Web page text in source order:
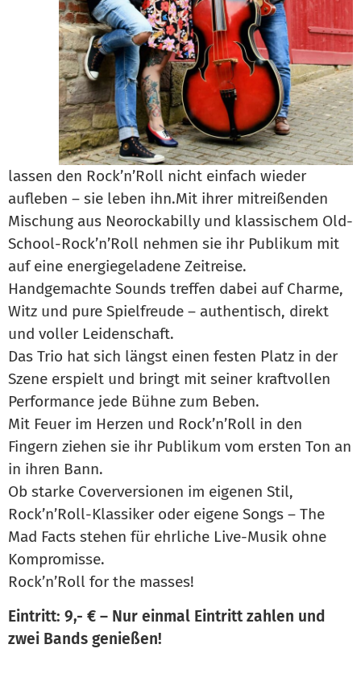
lassen den Rock’n’Roll nicht einfach wieder
aufleben – sie leben ihn.Mit ihrer mitreißenden
Mischung aus Neorockabilly und klassischem Old-
School-Rock’n’Roll nehmen sie ihr Publikum mit
auf eine energiegeladene Zeitreise.
Handgemachte Sounds treffen dabei auf Charme,
Witz und pure Spielfreude – authentisch, direkt
und voller Leidenschaft.
Das Trio hat sich längst einen festen Platz in der
Szene erspielt und bringt mit seiner kraftvollen
Performance jede Bühne zum Beben.
Mit Feuer im Herzen und Rock’n’Roll in den
Fingern ziehen sie ihr Publikum vom ersten Ton an
in ihren Bann.
Ob starke Coverversionen im eigenen Stil,
Rock’n’Roll-Klassiker oder eigene Songs – The
Mad Facts stehen für ehrliche Live-Musik ohne
Kompromisse.
Rock’n’Roll for the masses!
Eintritt: 9,- € – Nur einmal Eintritt zahlen und
zwei Bands genießen!